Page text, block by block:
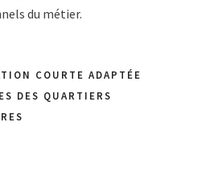
du métier.
COURTE ADAPTÉE
DES QUARTIERS